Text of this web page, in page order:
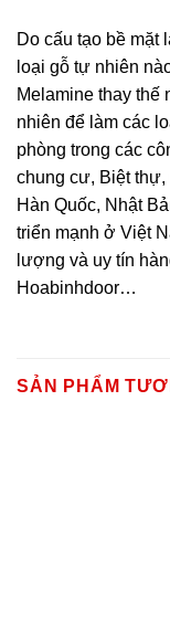
Do cấu tạo bề mặt
loại gỗ tự nhiên
Melamine thay thế
nhiên để làm các
phòng trong các
chung cư, Biệt
Hàn Quốc, Nhật
triển mạnh ở Việt
lượng và uy tín
Hoabinhdoor…
SẢN PHẨM